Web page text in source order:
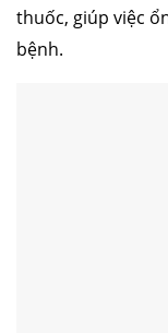
thuốc, giúp việc
bệnh.